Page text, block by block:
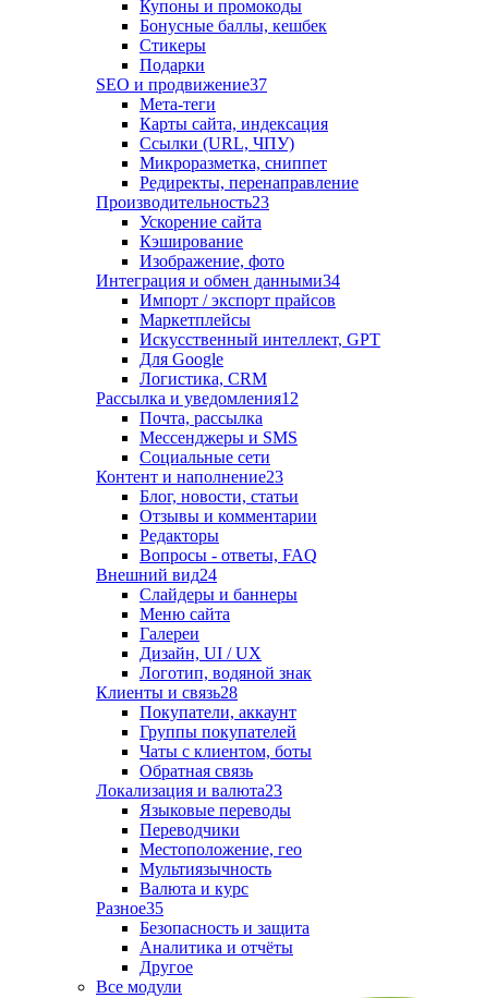
Купоны и промокоды
Бонусные баллы, кешбек
Стикеры
Подарки
SEO и продвижение37
Мета-теги
Карты сайта, индексация
Ссылки (URL, ЧПУ)
Микроразметка, сниппет
Редиректы, перенаправление
Производительность23
Ускорение сайта
Кэширование
Изображение, фото
Интеграция и обмен данными34
Импорт / экспорт прайсов
Маркетплейсы
Искусственный интеллект, GPT
Для Google
Логистика, CRM
Рассылка и уведомления12
Почта, рассылка
Мессенджеры и SMS
Социальные сети
Контент и наполнение23
Блог, новости, статьи
Отзывы и комментарии
Редакторы
Вопросы - ответы, FAQ
Внешний вид24
Слайдеры и баннеры
Меню сайта
Галереи
Дизайн, UI / UX
Логотип, водяной знак
Клиенты и связь28
Покупатели, аккаунт
Группы покупателей
Чаты с клиентом, боты
Обратная связь
Локализация и валюта23
Языковые переводы
Переводчики
Местоположение, гео
Мультиязычность
Валюта и курс
Разное35
Безопасность и защита
Аналитика и отчёты
Другое
Все модули